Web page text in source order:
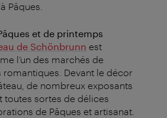
Pâques.
et de printemps
de Schönbrunn est
l’un des marchés de
romantiques. Devant le décor
de nombreux exposants
toutes sortes de délices
de Pâques et artisanat.